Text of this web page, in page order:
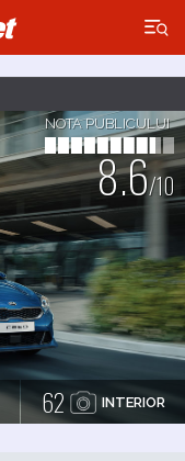
×
NOTA PUBLICULUI
8.6/10
62 INTERIOR